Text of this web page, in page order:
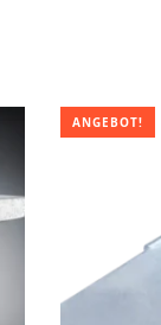
ANGEBOT!